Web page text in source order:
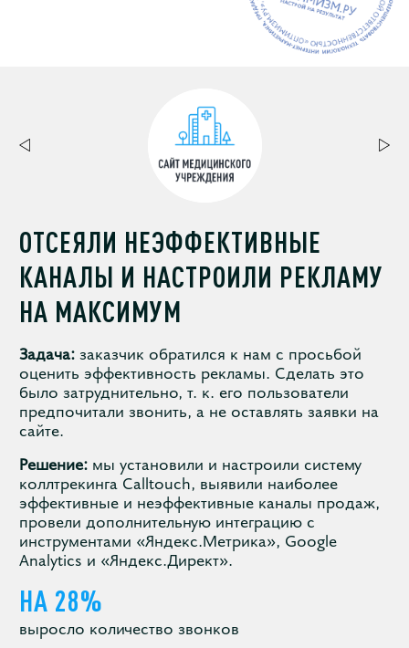
ОТСЕЯЛИ НЕЭФФЕКТИВНЫЕ
КАНАЛЫ И НАСТРОИЛИ РЕКЛАМУ
НА МАКСИМУМ
Задача:заказчик обратился к нам с просьбой
оценить эффективность рекламы. Сделать это
было затруднительно, т. к. его пользователи
предпочитали звонить, а не оставлять заявки на
сайте.
Решение:мы установили и настроили систему
коллтрекинга Calltouch, выявили наиболее
эффективные и неэффективные каналы продаж,
провели дополнительную интеграцию с
инструментами «Яндекс.Метрика», Google
Analytics и «Яндекс.Директ».
НА 28%
выросло количество звонков